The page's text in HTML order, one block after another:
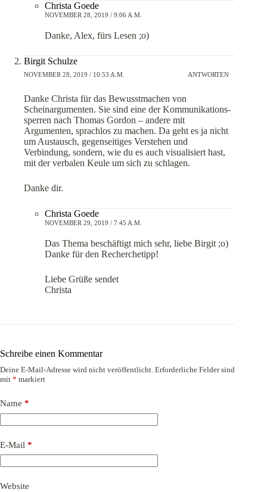
Christa Goede
NOVEMBER 28, 2019 / 9:06 A.M.
Danke, Alex, fürs Lesen ;o)
Birgit Schulze
NOVEMBER 28, 2019 / 10:53 A.M. ANTWORTEN
Danke Christa für das Bewusstmachen von
Scheinargumenten. Sie sind eine der Kommunikations-
sperren nach Thomas Gordon – andere mit
Argumenten, sprachlos zu machen. Da geht es ja nicht
um Austausch, gegenseitiges Verstehen und
Verbindung, sondern, wie du es auch visualisiert hast,
mit der verbalen Keule um sich zu schlagen.
Danke dir.
Christa Goede
NOVEMBER 29, 2019 / 7:45 A.M.
Das Thema beschäftigt mich sehr, liebe Birgit ;o)
Danke für den Recherchetipp!
Liebe Grüße sendet
Christa
Schreibe einen Kommentar
Deine E-Mail-Adresse wird nicht veröffentlicht. Erforderliche Felder sind
mit * markiert
Name *
E-Mail *
Website